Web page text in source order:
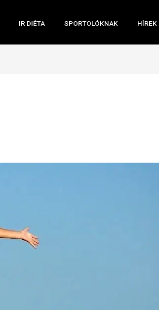
IR DIÉTA SPORTOLÓKNAK HÍREK